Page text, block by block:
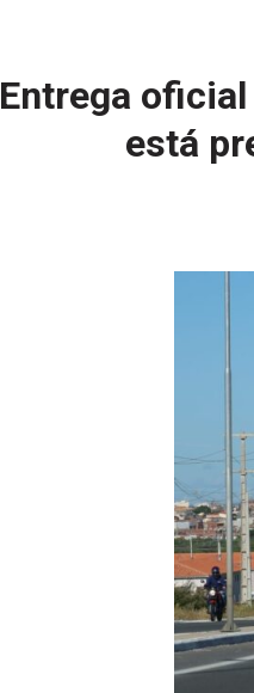
Entrega
está